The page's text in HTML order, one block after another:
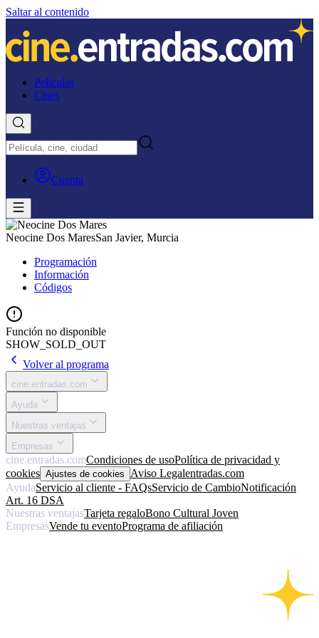
Saltar al contenido
Películas
Cines
Cuenta
Neocine Dos MaresSan Javier, Murcia
Programación
Información
Códigos
Función no disponible
SHOW_SOLD_OUT
Volver al programa
cine.entradas.com
Ayuda
Nuestras ventajas
Empresas
cine.entradas.comCondiciones de usoPolítica de privacidad y
cookies Ajustes de cookies Aviso Legalentradas.com
AyudaServicio al cliente - FAQsServicio de CambioNotificación
Art. 16 DSA
Nuestras ventajasTarjeta regaloBono Cultural Joven
EmpresasVende tu eventoPrograma de afiliación